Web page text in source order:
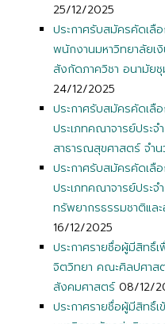
25/12/2025
ประกาศรับสมัครคัดเลื
พนักงานมหาวิทยาลัยเ
สังกัดภาควิชา อนามัย
24/12/2025
ประกาศรับสมัครคัดเลื
ประเภทคณาจารย์ประ
สาธารณสุขศาสตร์ จำ
ประกาศรับสมัครคัดเลื
ประเภทคณาจารย์ประ
ทรัพยากรธรรมชาติแล
16/12/2025
ประกาศรายชื่อผู้มีสิทธิ์
จิตวิทยา คณะศิลปศาส
สังคมศาสตร์08/12/
ประกาศรายชื่อผู้มีสิทธิ์